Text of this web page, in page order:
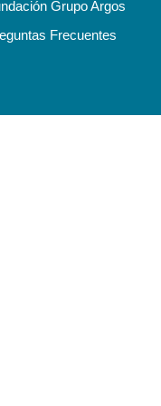
Grupo Argos
Frecuentes